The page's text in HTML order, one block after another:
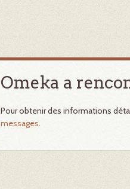
Omeka a
Pour obtenir des informations
messages.